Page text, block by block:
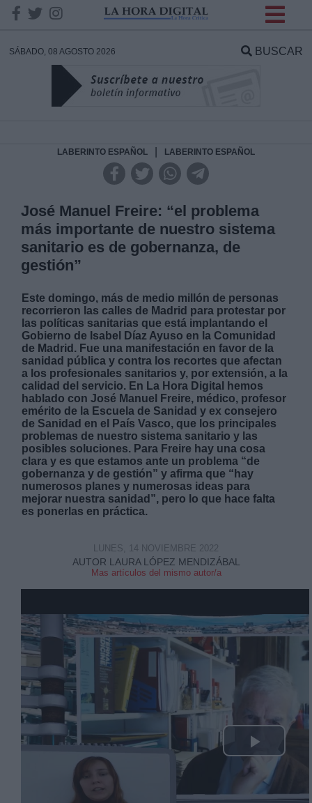
SÁBADO, 08 AGOSTO 2026 BUSCAR
LABERINTO ESPAÑOL LABERINTO ESPAÑOL
José Manuel Freire: “el problema
más importante de nuestro sistema
sanitario es de gobernanza, de
gestión”
Este domingo, más de medio millón de personas
recorrieron las calles de Madrid para protestar por
las políticas sanitarias que está implantando el
Gobierno de Isabel Díaz Ayuso en la Comunidad
de Madrid. Fue una manifestación en favor de la
sanidad pública y contra los recortes que afectan
a los profesionales sanitarios y, por extensión, a la
calidad del servicio. En La Hora Digital hemos
hablado con José Manuel Freire, médico, profesor
emérito de la Escuela de Sanidad y ex consejero
de Sanidad en el País Vasco, que los principales
problemas de nuestro sistema sanitario y las
posibles soluciones. Para Freire hay una cosa
clara y es que estamos ante un problema “de
gobernanza y de gestión” y afirma que “hay
numerosos planes y numerosas ideas para
mejorar nuestra sanidad”, pero lo que hace falta
es ponerlas en práctica.
AUTOR LAURA LÓPEZ MENDIZÁBAL
Mas artículos del mismo autor/a
LUNES, 14 NOVIEMBRE 2022
Play
Video
DATOS
Responsable:
Legitimación:
Derechos:
link
Información adicional
link